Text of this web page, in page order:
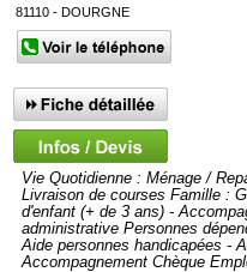
81110 - DOURGNE
Vie Quotidienne : Ménage /
Livraison de courses Famille :
d'enfant (+ de 3 ans) -
administrative Personnes
Aide personnes handicapées -
Accompagnement Chèque